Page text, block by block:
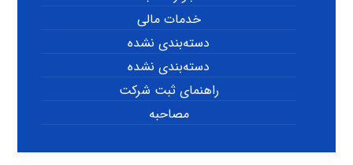
خدمات مالی
دسته‌بندی نشده
دسته‌بندی نشده
راهنمای ثبت شرکت
مصاحبه